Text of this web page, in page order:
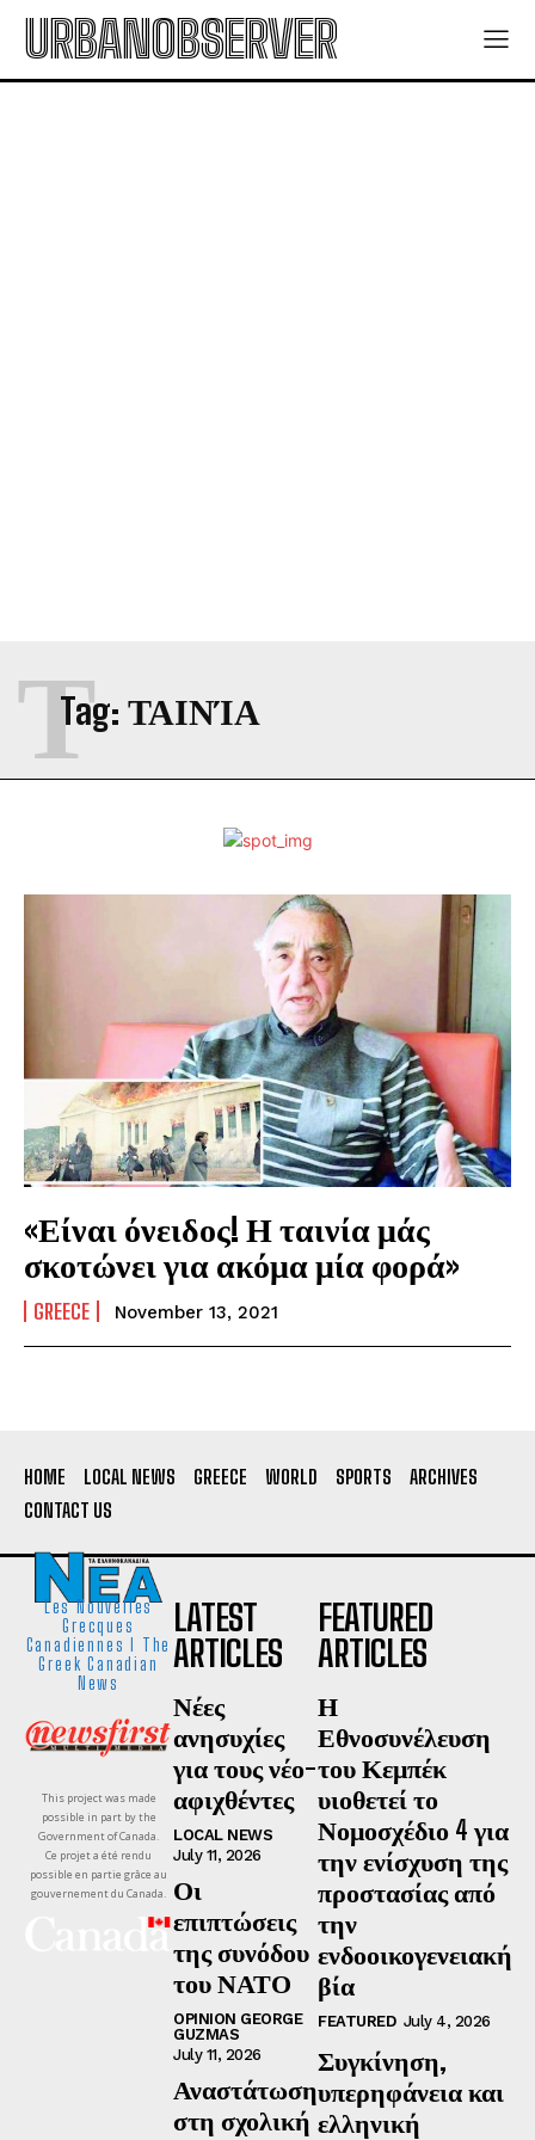
URBANOBSERVER
Tag: ΤΑΙΝΊΑ
Τ
«Είναι όνειδος! Η ταινία μάς
σκοτώνει για ακόμα μία φορά»
GREECE November 13, 2021
HOME LOCAL NEWS GREECE WORLD SPORTS
ARCHIVES
CONTACT US
Les Nouvelles
Grecques
Canadiennes I The
Greek Canadian
News
This project was made
possible in part by the
Government of Canada.
Ce projet a été rendu
possible en partie grâce au
gouvernement du Canada.
LATEST
ARTICLES
Νέες
ανησυχίες
για τους νέο-
αφιχθέντες
LOCAL NEWS
July 11, 2026
Οι
επιπτώσεις
της συνόδου
του ΝΑΤΟ
OPINION GEORGE
GUZMAS
July 11, 2026
Αναστάτωση
στη σχολική
FEATURED
ARTICLES
Η
Εθνοσυνέλευση
του Κεμπέκ
υιοθετεί το
Νομοσχέδιο 4 για
την ενίσχυση της
προστασίας από
την
ενδοοικογενειακή
βία
FEATURED July 4, 2026
Συγκίνηση,
υπερηφάνεια και
ελληνική